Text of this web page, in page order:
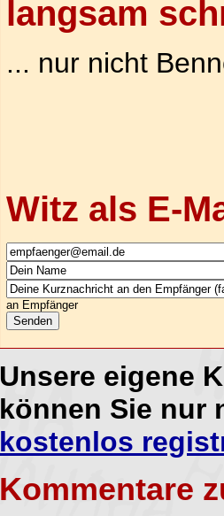
langsam
... nur nicht
Witz als E-
an Empfänger
Unsere eigene
können Sie nur
kostenlos
Kommentare